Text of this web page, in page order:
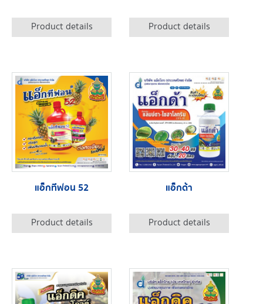
Product details Product details
แอ็กทีฟอน 52
Product details
แอ็กด้า
Product details